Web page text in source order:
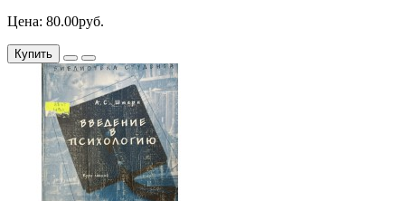
Цена: 80.00руб.
Купить